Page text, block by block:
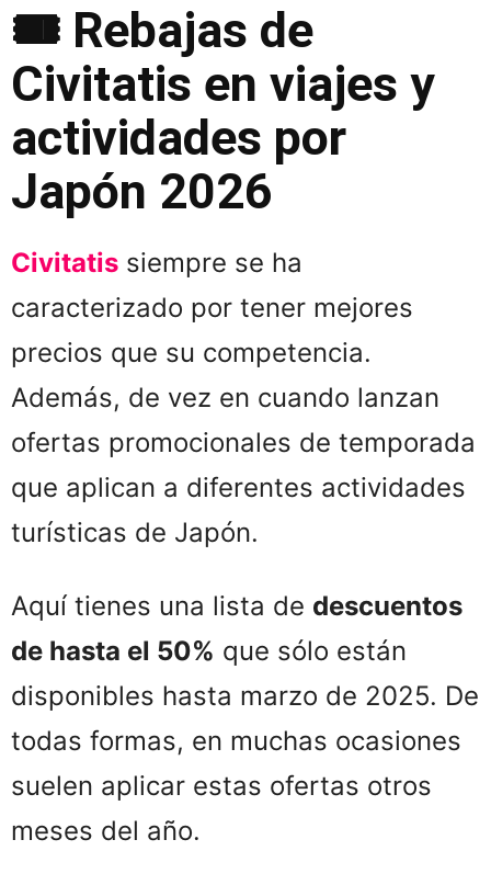
🎟️ Rebajas de
Civitatis en viajes y
actividades por
Japón 2026
Civitatis siempre se ha
caracterizado por tener mejores
precios que su competencia.
Además, de vez en cuando lanzan
ofertas promocionales de temporada
que aplican a diferentes actividades
turísticas de Japón.
Aquí tienes una lista de descuentos
de hasta el 50% que sólo están
disponibles hasta marzo de 2025. De
todas formas, en muchas ocasiones
suelen aplicar estas ofertas otros
meses del año.